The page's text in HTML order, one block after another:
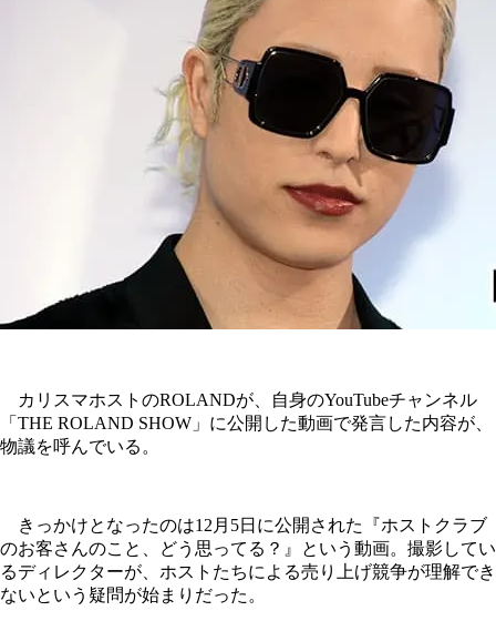
カリスマホストのROLANDが、自身のYouTubeチャンネル
「THE ROLAND SHOW」に公開した動画で発言した内容が、
物議を呼んでいる。
きっかけとなったのは12月5日に公開された『ホストクラブ
のお客さんのこと、どう思ってる？』という動画。撮影してい
るディレクターが、ホストたちによる売り上げ競争が理解でき
ないという疑問が始まりだった。